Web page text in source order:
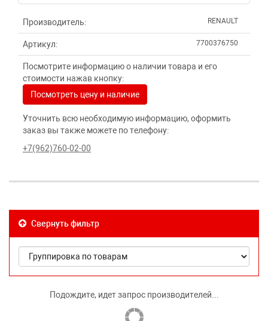
Производитель: RENAULT
Артикул: 7700376750
Посмотрите информацию о наличии товара и его
стоимости нажав кнопку:
Посмотреть цену и наличие
Уточнить всю необходимую информацию, оформить
заказ вы также можете по телефону:
+7(962)760-02-00
Свернуть фильтр
Подождите, идет запрос производителей...